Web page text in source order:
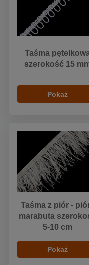
Taśma
szerokość 15
Pokaż
Taśma z piór -
marabuta
5-10 cm
Pokaż